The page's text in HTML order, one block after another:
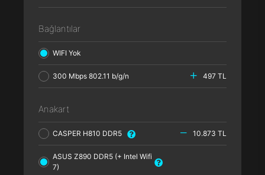
Bağlantılar
WIFI Yok
300 Mbps 802.11 b/g/n 497 TL
Anakart
CASPER H810 DDR5 10.873 TL
ASUS Z890 DDR5 (+ Intel Wifi
7)